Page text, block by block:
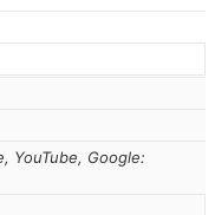
YouTube, Google